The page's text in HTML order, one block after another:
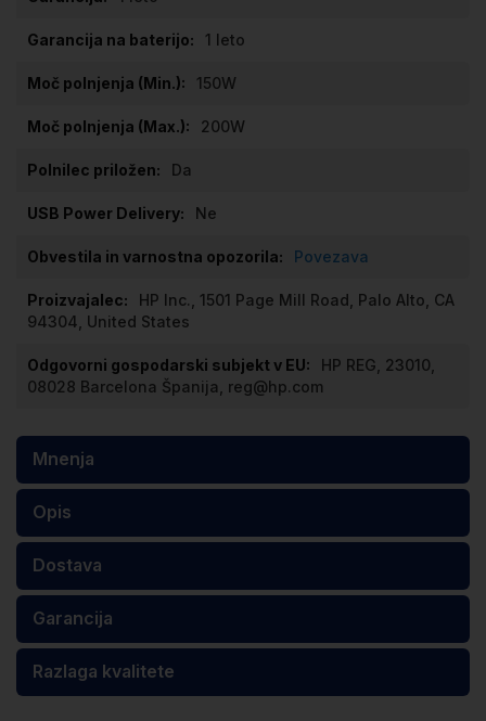
1 leto
150W
200W
Da
Ne
Povezava
HP Inc., 1501 Page Mill Road, Palo Alto, CA
94304, United States
HP REG, 23010,
08028 Barcelona Španija, reg@hp.com
Mnenja
Opis
Dostava
Garancija
Razlaga kvalitete